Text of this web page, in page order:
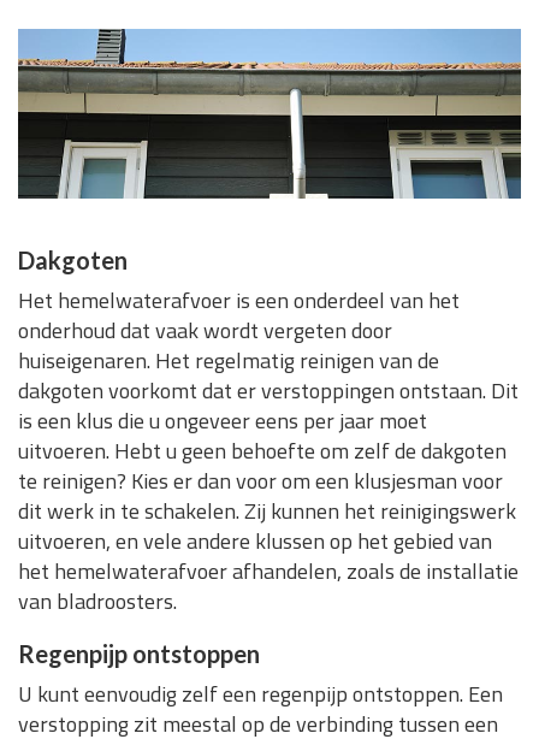
Dakgoten
Het hemelwaterafvoer is een onderdeel van het
onderhoud dat vaak wordt vergeten door
huiseigenaren. Het regelmatig reinigen van de
dakgoten voorkomt dat er verstoppingen ontstaan. Dit
is een klus die u ongeveer eens per jaar moet
uitvoeren. Hebt u geen behoefte om zelf de dakgoten
te reinigen? Kies er dan voor om een klusjesman voor
dit werk in te schakelen. Zij kunnen het reinigingswerk
uitvoeren, en vele andere klussen op het gebied van
het hemelwaterafvoer afhandelen, zoals de installatie
van bladroosters.
Regenpijp ontstoppen
U kunt eenvoudig zelf een regenpijp ontstoppen. Een
verstopping zit meestal op de verbinding tussen een